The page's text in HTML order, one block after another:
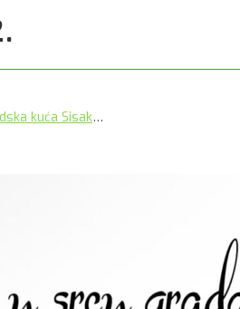
kuća Sisak…